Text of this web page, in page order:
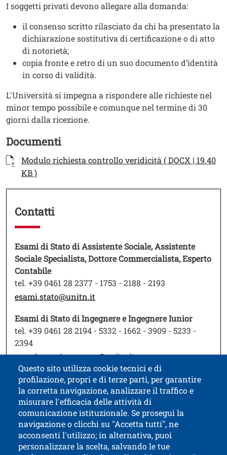
I soggetti privati devono allegare alla domanda:
il consenso scritto rilasciato da chi ha presentato la
dichiarazione sostitutiva di certificazione o di atto
di notorietà;
copia fronte e retro di un suo documento d’identità
in corso di validità.
L'Università si impegna a rispondere alle richieste nel
minor tempo possibile e comunque nel termine di 30
giorni dalla ricezione.
Titolo Documenti in cartella
Documenti
Documenti
Documento
Modulo richiesta controllo veridicità ( DOCX | 19.40
KB )
Contatti
Testo
Esami di Stato di Assistente Sociale, Assistente
Sociale Specialista, Dottore Commercialista, Esperto
Contabile
tel. +39 0461 28 2377 - 1753 - 2188 - 2193
esami.stato@unitn.it
Esami di Stato di Ingegnere e Ingegnere Iunior
tel. +39 0461 28 2194 - 5332 - 1662 - 3909 - 5233 -
2394
esamistato-ingegnere@unitn.itApri il link in una
Questo sito utilizza cookie tecnici e di
profilazione, propri e di terze parti, per garantire
la corretta navigazione, analizzare il traffico e
misurare l'efficacia delle attività di
comunicazione istituzionale. Se prosegui la
navigazione o clicchi su "Accetta tutti", ne
acconsenti l'utilizzo; in alternativa, puoi
personalizzare la scelta, salvando le tue
Università di Trento
via Calepina, 14 - I-38122 Trento
P.IVA-C.F. 003​40520220